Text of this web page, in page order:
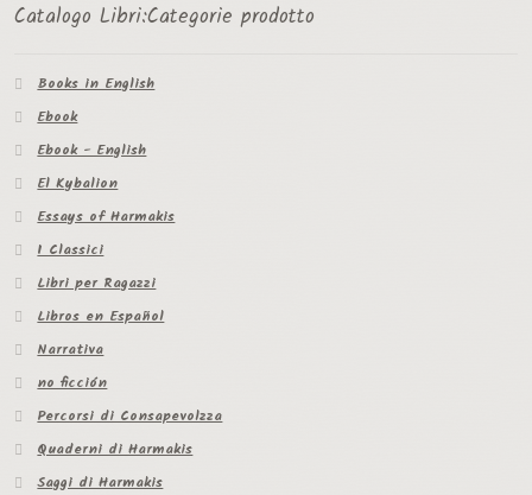
Catalogo Libri:Categorie prodotto
Books in English
Ebook
Ebook - English
El Kybalion
Essays of Harmakis
I Classici
Libri per Ragazzi
Libros en Español
Narrativa
no ficción
Percorsi di Consapevolzza
Quaderni di Harmakis
Saggi di Harmakis